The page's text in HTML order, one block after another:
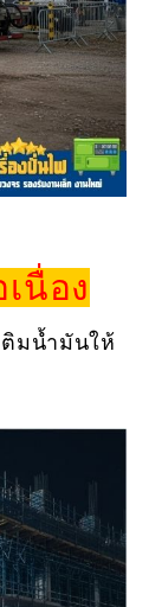
นื่อง
มน้ำมันให้